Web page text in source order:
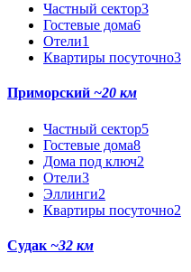
Частный сектор3
Гостевые дома6
Отели1
Квартиры посуточно3
Приморский ~20 км
Частный сектор5
Гостевые дома8
Дома под ключ2
Отели3
Эллинги2
Квартиры посуточно2
Судак ~32 км